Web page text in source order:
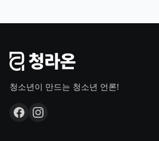
청소년이 만드는 청소년 언론!